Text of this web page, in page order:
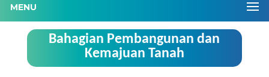
MENU
Bahagian Pembangunan dan
Kemajuan Tanah